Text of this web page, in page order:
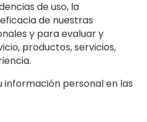
de uso, la
de nuestras
y para evaluar y
productos, servicios,
información personal en las